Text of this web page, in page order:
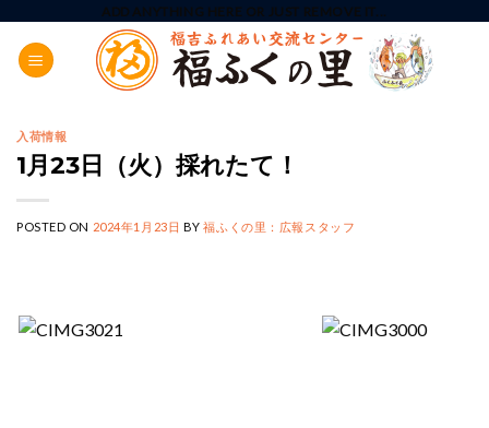
content
ADD ANYTHING HERE OR JUST REMOVE IT...
入荷情報
1月23日（火）採れたて！
POSTED ON 2024年1月23日 BY福ふくの里：広報スタッフ